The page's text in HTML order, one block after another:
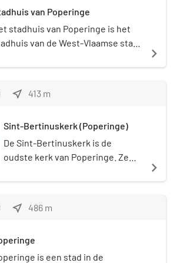
van Poperinge
stadhuis van Poperinge is het
van de West-Vlaamse stad
navigate_next
near_me 413 m
Sint-Bertinuskerk (Poperinge)
De Sint-Bertinuskerk is de
oudste kerk van Poperinge. Ze
gebouwd, ter vervanging van een
was toegewijd. De kerk raakte
eeuw: in 1419 door een brand en
in 1436 door Engelsen in hun
navigate_next
near_me 486 m
is een stad in de